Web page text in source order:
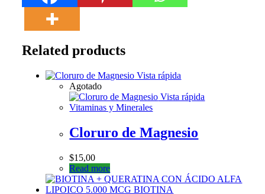
Related products
Vista rápida
Agotado
Vista rápida
Vitaminas y Minerales
Cloruro de Magnesio
$15,00
Read more